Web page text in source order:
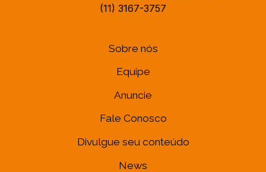
(11) 3167-3757
Sobre nós
Equipe
Anuncie
Fale Conosco
Divulgue seu conteúdo
News